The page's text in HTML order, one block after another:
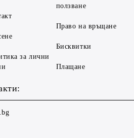
за лични
ползване
Право на връщане
Бисквитки
Плащане